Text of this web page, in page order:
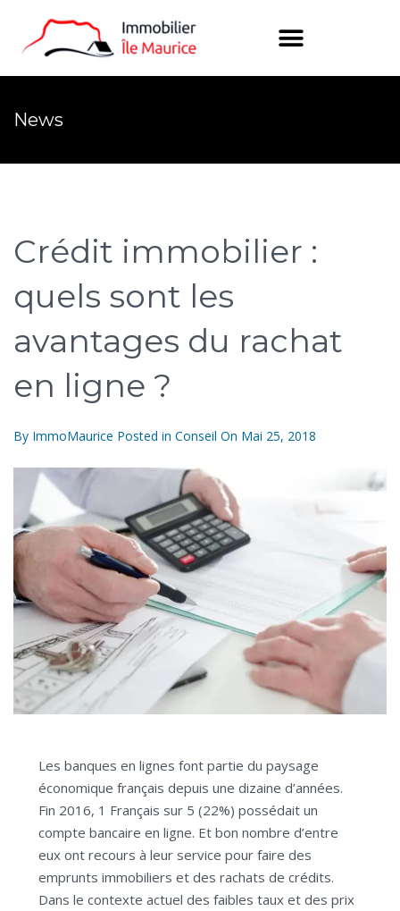
News
Crédit immobilier :
quels sont les
avantages du rachat
en ligne ?
By ImmoMaurice Posted in Conseil On Mai 25, 2018
Les banques en lignes font partie du paysage
économique français depuis une dizaine d’années.
Fin 2016, 1 Français sur 5 (22%) possédait un
compte bancaire en ligne. Et bon nombre d’entre
eux ont recours à leur service pour faire des
emprunts immobiliers et des rachats de crédits.
Dans le contexte actuel des faibles taux et des prix